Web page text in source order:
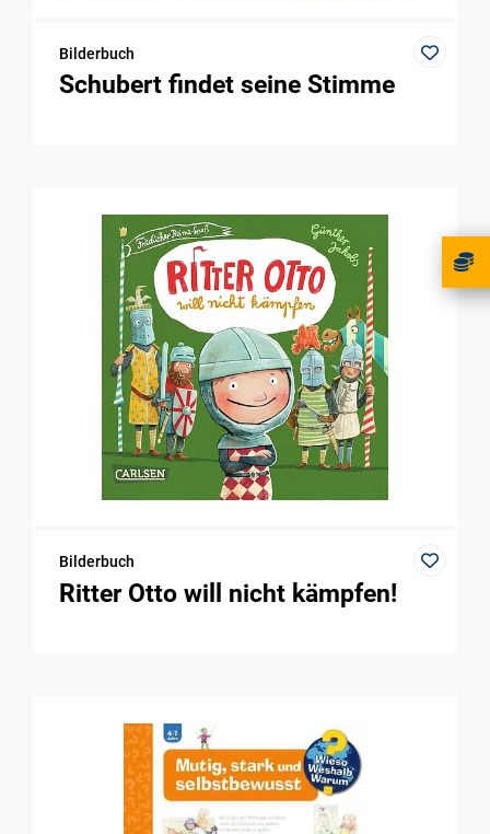
Bilderbuch
Schubert findet seine Stimme
Bilderbuch
Ritter Otto will nicht kämpfen!